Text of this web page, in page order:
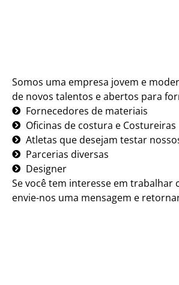
Somos uma empresa jovem e
de novos talentos e abertos para
Fornecedores de materiais
Oficinas de costura e Costureiras
Atletas que desejam testar
Parcerias diversas
Designer
Se você tem interesse em trabalhar
envie-nos uma mensagem e